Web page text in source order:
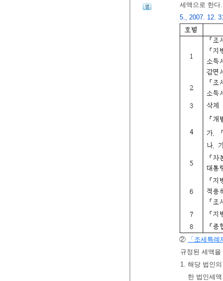
세액으로 한
5., 2007. 12.
②
「조세특
규정된 세액
1. 해당 법인
한 법인세액